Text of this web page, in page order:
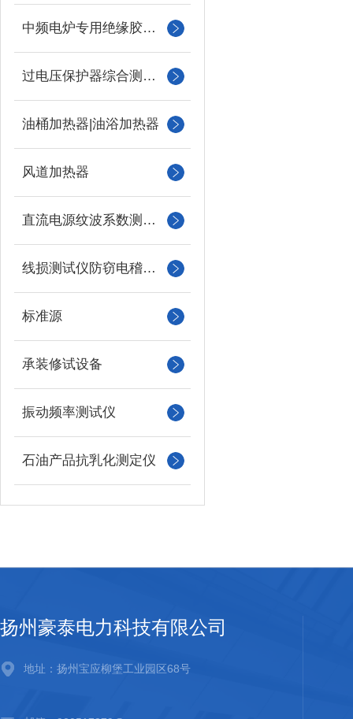
中频电炉专用绝缘胶木柱
过电压保护器综合测试仪
油桶加热器|油浴加热器
风道加热器
直流电源纹波系数测试仪
线损测试仪防窃电稽查仪
标准源
承装修试设备
振动频率测试仪
石油产品抗乳化测定仪
扬州豪泰电力科技有限公司
地址：扬州宝应柳堡工业园区68号